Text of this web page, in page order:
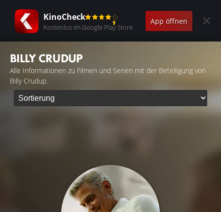
KinoCheck
Kostenlos im Google Play Store
App öffnen
BILLY CRUDUP
Alle Informationen zu Filmen und Serien mit der Beteiligung von
Billy Crudup.